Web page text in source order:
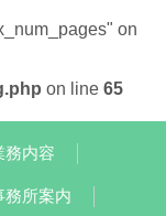
on
on line65
務内容
務所案内